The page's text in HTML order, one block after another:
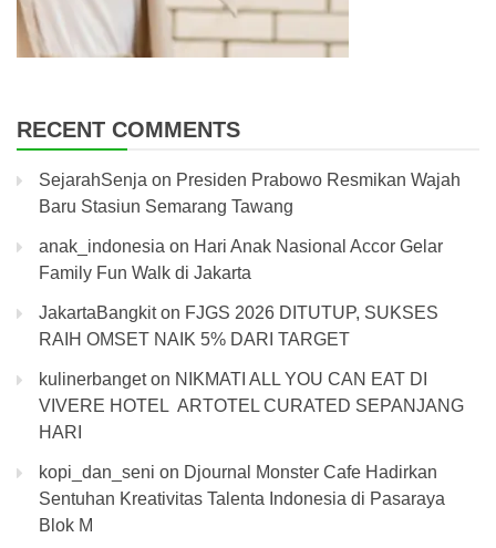
RECENT COMMENTS
SejarahSenja on Presiden Prabowo Resmikan Wajah
Baru Stasiun Semarang Tawang
anak_indonesia on Hari Anak Nasional Accor Gelar
Family Fun Walk di Jakarta
JakartaBangkiton FJGS 2026 DITUTUP, SUKSES
RAIH OMSET NAIK 5% DARI TARGET
kulinerbangeton NIKMATI ALL YOU CAN EAT DI
VIVERE HOTEL ARTOTEL CURATED SEPANJANG
HARI
kopi_dan_seni on Djournal Monster Cafe Hadirkan
Sentuhan Kreativitas Talenta Indonesia di Pasaraya
Blok M